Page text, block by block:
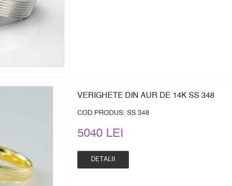
VERIGHETE DIN AUR DE 14K SS 348
COD PRODUS: SS 348
5040 LEI
DETALII